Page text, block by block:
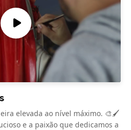
elevada ao nível máximo. 🎨🖌️
e a paixão que dedicamos a